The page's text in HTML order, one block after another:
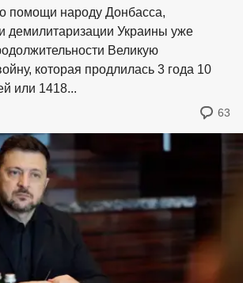
помощи народу Донбасса,
демилитаризации Украины уже
Великую
которая продлилась 3 года 10
или 1418...
63